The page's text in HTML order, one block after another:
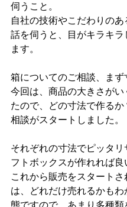
伺うこと。
自社の技術やこだわりのあ
話を伺うと、目がキラキラ
ます。
箱についてのご相談、まず
今回は、商品の大きさがい
たので、どの寸法で作るか
相談がスタートしました。
それぞれの寸法でピッタリ
フトボックスが作れれば良
これから販売をスタートさ
は、どれだけ売れるかもわ
態ですので、あまり多種類